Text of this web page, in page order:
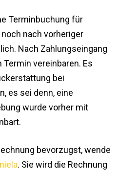
Terminbuchung für
nach vorheriger
Nach Zahlungseingang
Termin vereinbaren. Es
bei
es sei denn, eine
wurde vorher mit
bevorzugst, wende
. Sie wird die Rechnung